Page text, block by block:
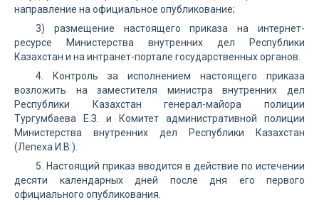
направление на официальное опубликование;
3) размещение настоящего приказа на интернет-
ресурсе Министерства внутренних дел Республики
Казахстан и на интранет-портале государственных органов.
4. Контроль за исполнением настоящего приказа
возложить на заместителя министра внутренних дел
Республики Казахстан генерал-майора полиции
Тургумбаева Е.З. и Комитет административной полиции
Министерства внутренних дел Республики Казахстан
(Лепеха И.В.).
5. Настоящий приказ вводится в действие по истечении
десяти календарных дней после дня его первого
официального опубликования.